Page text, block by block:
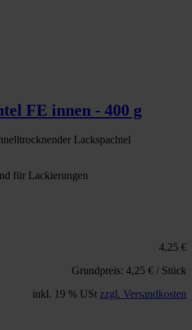
FE innen - 400 g
Lackspachtel
für Lackierungen
4,25 €
Grundpreis: 4,25 € / Stück
inkl. 19 % USt zzgl. Versandkosten